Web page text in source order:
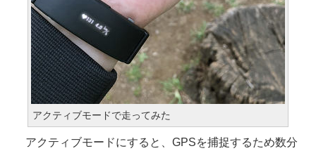
アクティブモードで走ってみた
アクティブモードにすると、GPSを捕捉するため数分